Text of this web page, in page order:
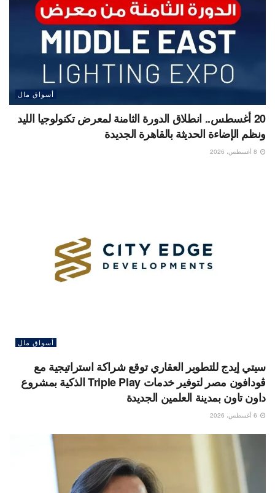
أسواق مال
20 أغسطس.. انطلاق الدورة الثامنة لمعرض تكنولوجيا الليد
ونظم الإضاءة الحديثة بالقاهرة الجديدة
أسواق مال
سيتي إيدج للتطوير العقاري توقع شراكة استراتيجية مع
ڤودافون مصر لتوفير خدمات Triple Play الذكية بمشروع
داون تاون بمدينة العلمين الجديدة